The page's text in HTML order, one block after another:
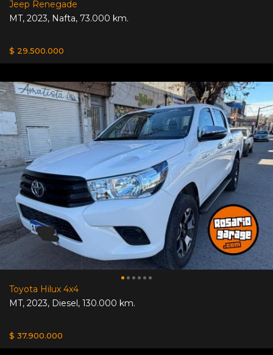
Jeep Renegade
MT, 2023, Nafta, 73.000 km.
$ 29.500.000
Toyota Hilux 4x4
MT, 2023, Diesel , 130.000 km.
$ 37.900.000